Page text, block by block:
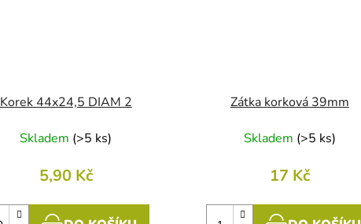
Korek 44x24,5 DIAM 2
Skladem (>5 ks)
5,90 Kč
Zátka korková 39mm
Skladem (>5 ks)
17 Kč